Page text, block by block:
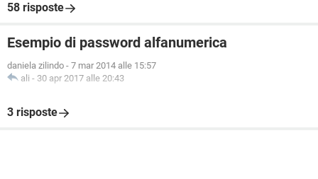
58 risposte
Esempio di password alfanumerica
daniela zilindo - 7 mar 2014 alle 15:57
ali - 30 apr 2017 alle 20:43
3 risposte